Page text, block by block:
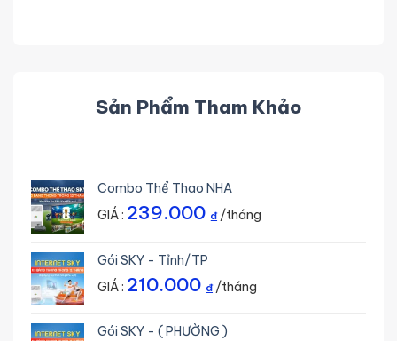
Sản Phẩm Tham Khảo
Combo Thể Thao NHA
GIÁ : 239.000 ₫/tháng
Gói SKY - Tỉnh/TP
GIÁ : 210.000 ₫/tháng
Gói SKY - ( PHƯỜNG )